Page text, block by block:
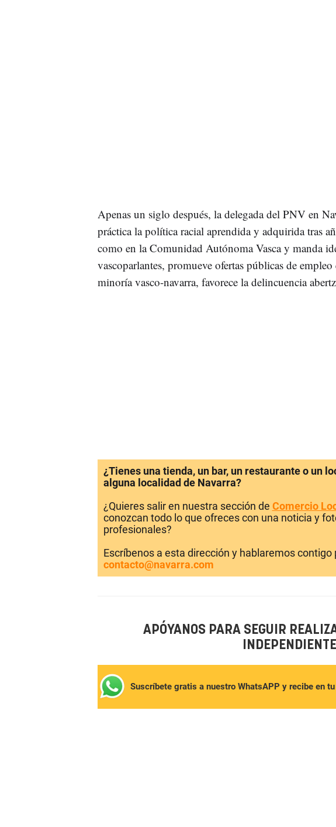
Apenas un siglo después, la delegada del PNV en
práctica la política racial aprendida y adquirida tras
como en la Comunidad Autónoma Vasca y manda
vascoparlantes, promueve ofertas públicas de
minoría vasco-navarra, favorece la delincuencia
¿Tienes una tienda, un bar, un restaurante o un
alguna localidad de Navarra?
¿Quieres salir en nuestra sección de Comercio
conozcan todo lo que ofreces con una noticia y
profesionales?
Escríbenos a esta dirección y hablaremos
contacto@navarra.com
APÓYANOS PARA SEGUIR
Suscríbete gratis a nuestro WhatsAPP y recibe en